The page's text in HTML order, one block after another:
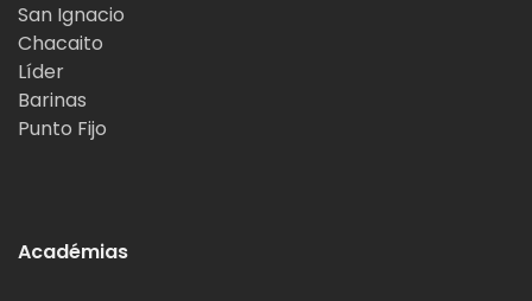
San Ignacio
Chacaito
Líder
Barinas
Punto Fijo
Académias